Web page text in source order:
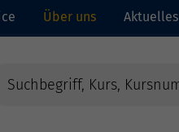
Über uns Aktuelles